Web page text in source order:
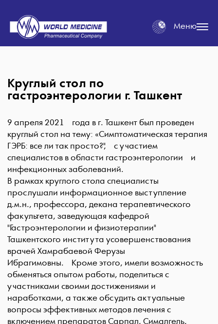
Меню
Круглый стол по
гастроэнтерологии г. Ташкент
9 апреля 2021 года в г. Ташкент был проведен
круглый стол на тему: «Симптоматическая терапия
ГЭРБ: все ли так просто?", с участием
специалистов в области гастроэнтерологии и
инфекционных заболеваний.
В рамках круглого стола специалисты
прослушали информационное выступление
д.м.н., профессора, декана терапевтического
факультета, заведующая кафедрой
"Гастроэнтерологии и физиотерапии"
Ташкентского института усовершенствования
врачей Хамрабаевой Ферузы
Ибрагимовны. Кроме этого, имели возможность
обменяться опытом работы, поделиться с
участниками своими достижениями и
наработками, а также обсудить актуальные
вопросы эффективных методов лечения с
включением препаратов Сарпал, Сималгель,